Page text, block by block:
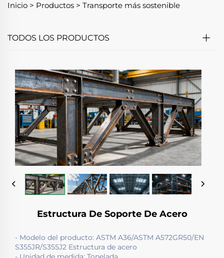
Inicio > Productos > Transporte más sostenible
TODOS LOS PRODUCTOS
Estructura De Soporte De Acero
- Modelo del producto: ASTM A36/ASTM A572GR50/EN
S355JR/S355J2 Estructura de acero